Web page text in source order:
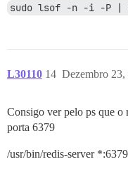
sudo lsof -n -i -P |
L30110 Dezembro
14
Consigo ver pelo ps que o
porta 6379
/usr/bin/redis-server *:6379